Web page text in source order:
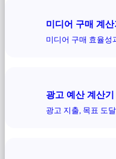
미디어 구매 계산
미디어 구매 효율성
광고 예산 계산기
광고 지출, 목표 도